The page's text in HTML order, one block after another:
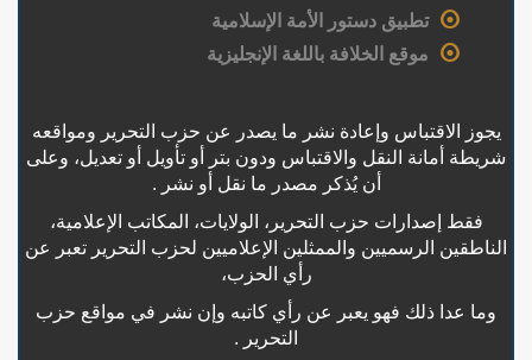
تطبيق دستور الأمة الإسلامية
موقع الخلافة باللغة الإنجليزية
يجوز الاقتباس وإعادة نشر ما يصدر عن حزب التحرير ومواقعه
شريطة أمانة النقل والاقتباس ودون بتر أو تأويل أو تعديل، وعلى
أن يُذكر مصدر ما نقل أو نشر .
فقط إصدارات حزب التحرير، الولايات، المكاتب الإعلامية،
الناطقين الرسميين والممثلين الإعلاميين لحزب التحرير تعبر عن
رأي الحزب،
وما عدا ذلك فهو يعبر عن رأي كاتبه وإن نشر في مواقع حزب
التحرير .